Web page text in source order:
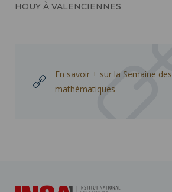
HOUY À VALENCIENNES
En savoir + sur la Semaine des
mathématiques